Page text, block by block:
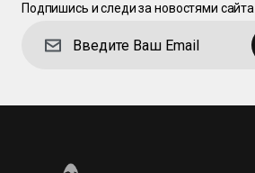
Подпишись и следи за новостями сайта